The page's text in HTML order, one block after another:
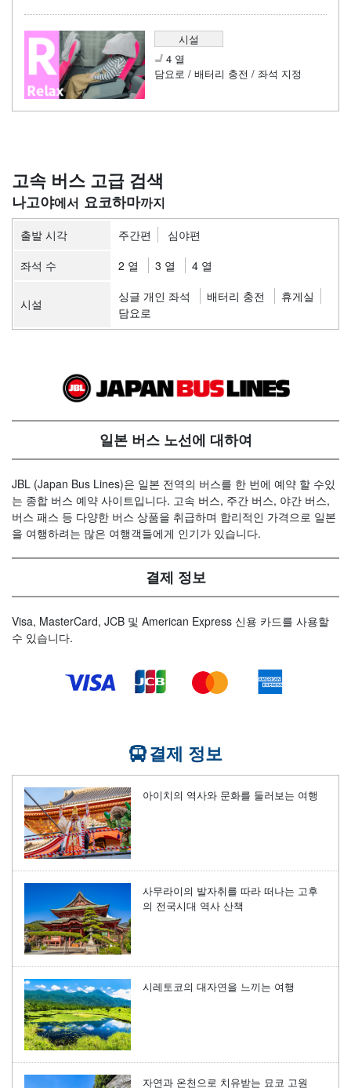
시설
4 열
담요로 / 배터리 충전 / 좌석 지정
고속 버스 고급 검색
나고야 요코하마
출발 시각 주간편
심야편
좌석 수
2 열 3 열 4 열
시설 싱글 개인 좌석 배터리 충전
휴게실
담요로
일본 버스 노선에 대하여
JBL (Japan Bus Lines)은 일본 전역의 버스를 한 번에 예약 할 수있
는 종합 버스 예약 사이트입니다. 고속 버스, 주간 버스, 야간 버스,
버스 패스 등 다양한 버스 상품을 취급하며 합리적인 가격으로 일본
을 여행하려는 많은 여행객들에게 인기가 있습니다.
결제 정보
Visa, MasterCard, JCB 및 American Express 신용 카드를 사용할
수 있습니다.
결제 정보
아이치의 역사와 문화를 둘러보는 여행
사무라이의 발자취를 따라 떠나는 고후
의 전국시대 역사 산책
시레토코의 대자연을 느끼는 여행
자연과 온천으로 치유받는 묘코 고원